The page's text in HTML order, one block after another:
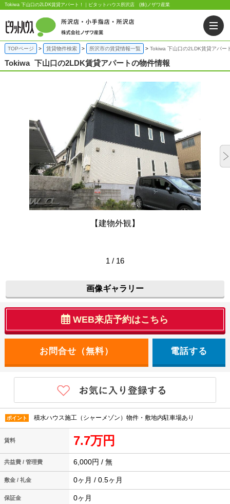
Tokiwa 下山口の2LDK賃貸アパート！｜ピタットハウス所沢店 (株)ノザワ産業
TOPページ 賃貸物件検索 所沢市の賃貸情報一覧 Tokiwa 下山口の2LDK賃貸アパー
Tokiwa 下山口の2LDK賃貸アパートの物件情報
【建物外観】
1 / 16
画像ギャラリー
WEB来店予約はこちら
電話する
ポイント 積水ハウス施工（シャーメゾン）物件・敷地内駐車場あり
賃料 7.7万円
共益費 / 管理費 6,000円 / 無
敷金 / 礼金 0ヶ月 / 0.5ヶ月
保証金 0ヶ月